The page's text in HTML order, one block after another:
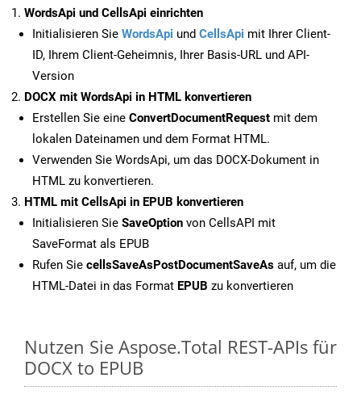
WordsApi und CellsApi einrichten
Initialisieren Sie WordsApi und CellsApi mit Ihrer Client-
ID, Ihrem Client-Geheimnis, Ihrer Basis-URL und API-
Version
DOCX mit WordsApi in HTML konvertieren
Erstellen Sie eine ConvertDocumentRequest mit dem
lokalen Dateinamen und dem Format HTML.
Verwenden Sie WordsApi, um das DOCX-Dokument in
HTML zu konvertieren.
HTML mit CellsApi in EPUB konvertieren
Initialisieren Sie SaveOption von CellsAPI mit
SaveFormat als EPUB
Rufen Sie cellsSaveAsPostDocumentSaveAs auf, um die
HTML-Datei in das Format EPUB zu konvertieren
Nutzen Sie Aspose.Total REST-APIs für
DOCX to EPUB